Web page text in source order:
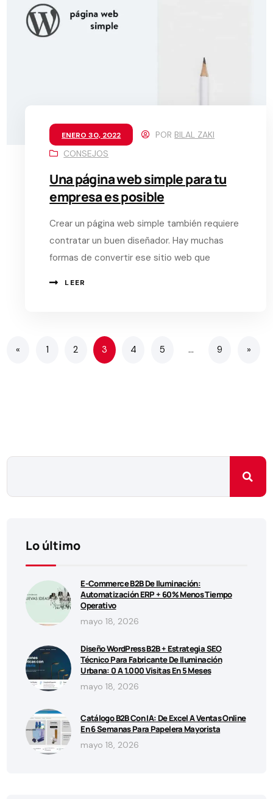
ENERO 30, 2022 POR BILAL ZAKI
CONSEJOS
Una página web simple para tu
empresa es posible
Crear un página web simple también requiere
contratar un buen diseñador. Hay muchas
formas de convertir ese sitio web que
LEER
« 1 2 3 4 5 … 9 »
Lo último
E-Commerce B2B De Iluminación:
Automatización ERP + 60% Menos Tiempo
Operativo
mayo 18, 2026
Diseño WordPress B2B + Estrategia SEO
Técnico Para Fabricante De Iluminación
Urbana: 0 A 1.000 Visitas En 5 Meses
mayo 18, 2026
Catálogo B2B Con IA: De Excel A Ventas Online
En 6 Semanas Para Papelera Mayorista
mayo 18, 2026